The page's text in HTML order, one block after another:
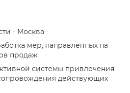
- Москва
мер, направленных на
продаж
системы привлечения
действующих